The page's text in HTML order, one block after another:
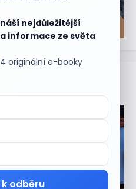
nejdůležitější
informace ze světa
originální e-booky
k odběru